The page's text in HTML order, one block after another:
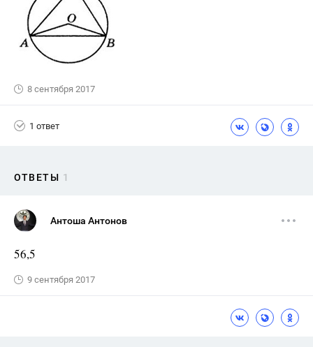
8 сентября 2017
1 ответ
ОТВЕТЫ 1
Антоша Антонов
56,5
9 сентября 2017